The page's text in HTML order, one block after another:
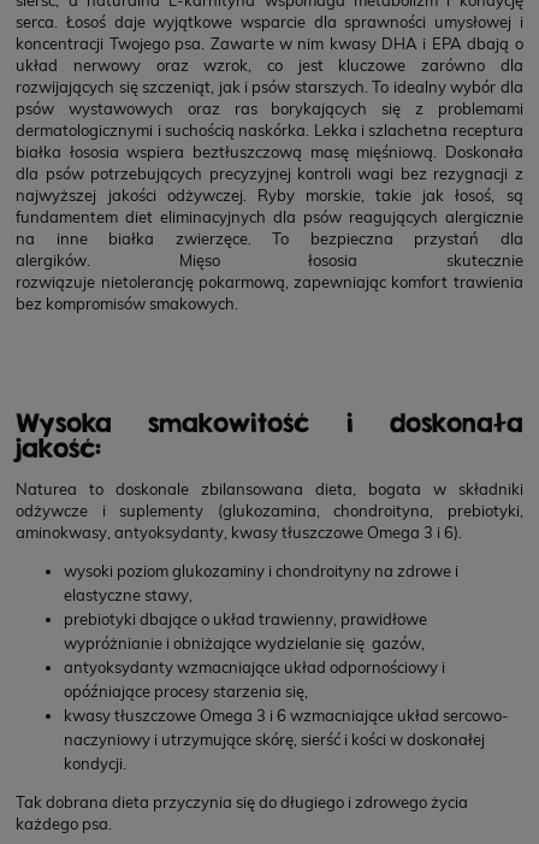
serca. Łosoś daje wyjątkowe wsparcie dla sprawności umysłowej i
koncentracji Twojego psa. Zawarte w nim kwasy DHA i EPA dbają o
układ nerwowy oraz wzrok, co jest kluczowe zarówno dla
rozwijających się szczeniąt, jak i psów starszych. To idealny wybór dla
psów wystawowych oraz ras borykających się z problemami
dermatologicznymi i suchością naskórka. Lekka i szlachetna receptura
białka łososia wspiera beztłuszczową masę mięśniową. Doskonała
dla psów potrzebujących precyzyjnej kontroli wagi bez rezygnacji z
najwyższej jakości odżywczej. Ryby morskie, takie jak łosoś, są
fundamentem diet eliminacyjnych dla psów reagujących alergicznie
na inne białka zwierzęce. To bezpieczna przystań dla
alergików. Mięso łososia skutecznie
rozwiązuje nietolerancję pokarmową, zapewniając komfort trawienia
bez kompromisów smakowych.
Wysoka smakowitość i doskonała
jakość:
Naturea to doskonale zbilansowana dieta, bogata w składniki
odżywcze i suplementy (glukozamina, chondroityna, prebiotyki,
aminokwasy, antyoksydanty, kwasy tłuszczowe Omega 3 i 6).
wysoki poziom glukozaminy i chondroityny na zdrowe i
elastyczne stawy,
prebiotyki dbające o układ trawienny, prawidłowe
wypróżnianie i obniżające wydzielanie się gazów,
antyoksydanty wzmacniające układ odpornościowy i
opóźniające procesy starzenia się,
kwasy tłuszczowe Omega 3 i 6 wzmacniające układ sercowo-
naczyniowy i utrzymujące skórę, sierść i kości w doskonałej
kondycji.
Tak dobrana dieta przyczynia się do długiego i zdrowego życia
każdego psa.